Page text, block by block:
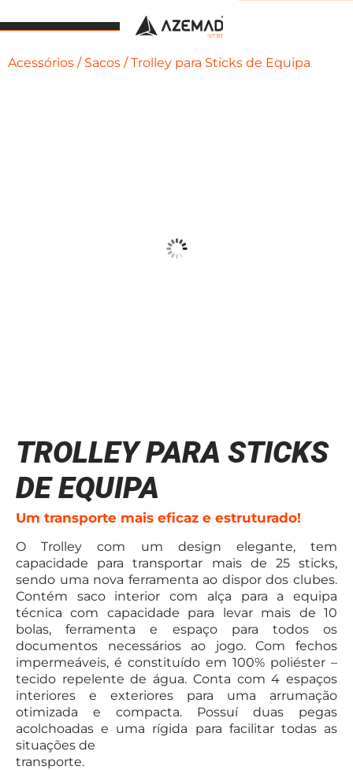
Acessórios / Sacos / Trolley para Sticks de Equipa
TROLLEY PARA STICKS
DE EQUIPA
Um transporte mais eficaz e estruturado!
O Trolley com um design elegante, tem
capacidade para transportar mais de 25 sticks,
sendo uma nova ferramenta ao dispor dos clubes.
Contém saco interior com alça para a equipa
técnica com capacidade para levar mais de 10
bolas, ferramenta e espaço para todos os
documentos necessários ao jogo. Com fechos
impermeáveis, é constituído em 100% poliéster –
tecido repelente de água. Conta com 4 espaços
interiores e exteriores para uma arrumação
otimizada e compacta. Possuí duas pegas
acolchoadas e uma rígida para facilitar todas as
situações de
transporte.